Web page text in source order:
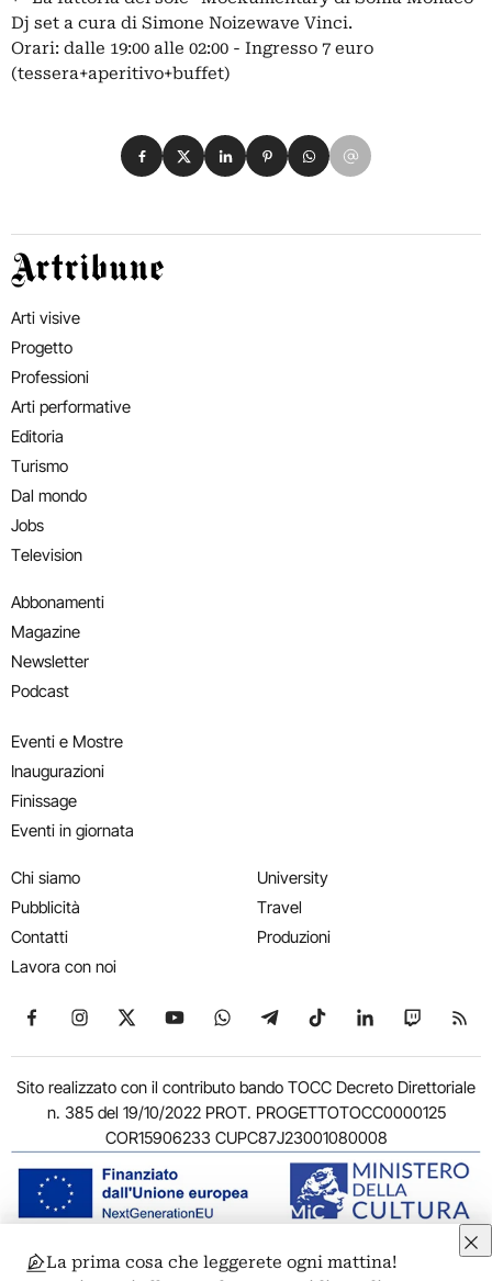
Dj set a cura di Simone Noizewave Vinci.
Orari: dalle 19:00 alle 02:00 - Ingresso 7 euro
(tessera+aperitivo+buffet)
Condividi su Facebook
Condividi su X
Condividi su LinkedIn
Condividi su Pinterest
Condividi su WhatsApp
Condividi su Email
Artribune
Arti visive
Progetto
Professioni
Arti performative
Editoria
Turismo
Dal mondo
Jobs
Television
Abbonamenti
Magazine
Newsletter
Podcast
Eventi e Mostre
Inaugurazioni
Finissage
Eventi in giornata
Chi siamo
Pubblicità
Contatti
Lavora con noi
University
Travel
Produzioni
Seguici su Facebook
Seguici su Instagram
Seguici su X
Seguici su YouTube
Seguici su WhatsApp
Seguici su Telegram
Seguici su TikTok
Seguici su
Seguici
Sito realizzato con il contributo bando TOCC Decreto Direttoriale
n. 385 del 19/10/2022 PROT. PROGETTOTOCC0000125
COR15906233 CUPC87J23001080008
© 2011-2026 ARTRIBUNE srl – Corso Vittorio Emanuele II, 287 –
La prima cosa che leggerete ogni mattina!